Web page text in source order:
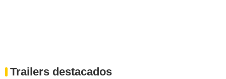
Trailers destacados